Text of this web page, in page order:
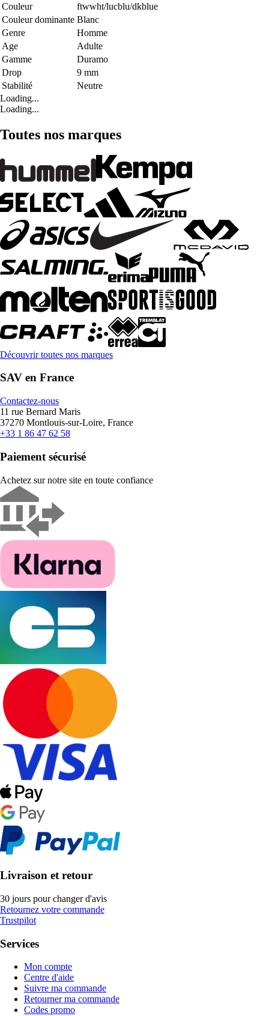
Couleur
ftwwht/lucblu/dkblue
Couleur dominante Blanc
Genre
Homme
Age
Adulte
Gamme
Duramo
Drop
9 mm
Stabilité
Neutre
Loading...
Loading...
Toutes nos marques
Découvrir toutes nos marques
SAV en France
Contactez-nous
11 rue Bernard Maris
37270 Montlouis-sur-Loire, France
+33 1 86 47 62 58
Paiement sécurisé
Achetez sur notre site en toute confiance
Livraison et retour
30 jours pour changer d'avis
Retournez votre commande
Trustpilot
Services
Mon compte
Centre d'aide
Suivre ma commande
Retourner ma commande
Codes promo